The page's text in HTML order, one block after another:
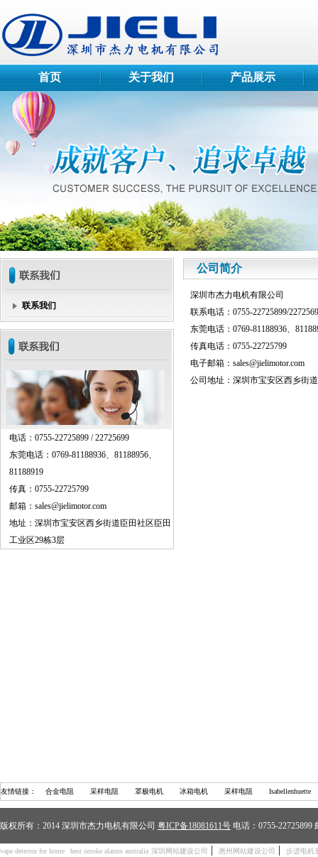
首页 关于我们 产品展示
联系我们
电话：0755-22725899 / 22725699
东莞电话：0769-81188936、81188956、
81188919
传真：0755-22725799
邮箱：sales@jielimotor.com
地址：深圳市宝安区西乡街道臣田社区臣田
工业区29栋3层
公司简介
深圳市杰力电机有限公司
联系电话：0755-22725899/
东莞电话：0769-81188936、
传真电话：0755-22725799
电子邮箱：sales@jielimotor.com
公司地址：深圳市宝安区西乡街
友情链接： 合金电阻 采样电阻 罩极电机 冰箱电机 采样电阻 Isabellenhuette
版权所有：2014 深圳市杰力电机有限公司 粤ICP备18081611号 电话：0755-22725899
vape detector for home best smoke alarms australia 深圳网站建设公司 | 惠州网站建设公司 | 步进电机